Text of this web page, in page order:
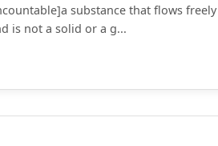
substance that flows freely
is not a solid or a g...